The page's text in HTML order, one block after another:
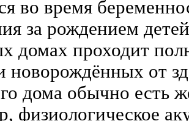
во время
за рождением
домах проходит
от
дома обычно есть
физиологическое